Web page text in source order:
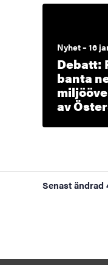
Nyhet – 16
Debatt:
banta
av
Senast ändrad